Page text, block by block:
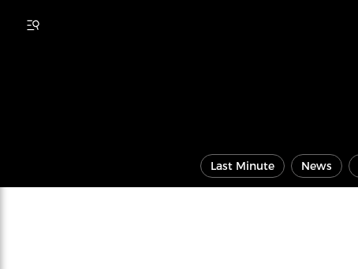
Last Minute News